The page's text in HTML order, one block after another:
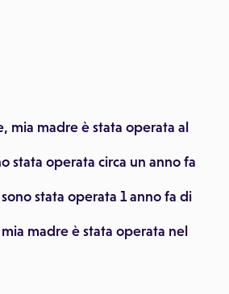
mia madre è stata operata al
stata operata circa un anno fa
stata operata 1 anno fa di
madre è stata operata nel